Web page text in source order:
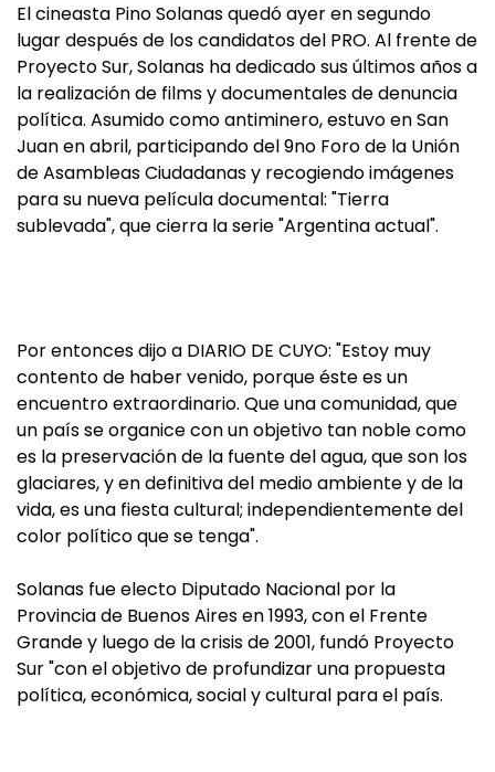
El cineasta Pino Solanas quedó ayer en segundo
lugar después de los candidatos del PRO. Al frente de
Proyecto Sur, Solanas ha dedicado sus últimos años a
la realización de films y documentales de denuncia
política. Asumido como antiminero, estuvo en San
Juan en abril, participando del 9no Foro de la Unión
de Asambleas Ciudadanas y recogiendo imágenes
para su nueva película documental: "Tierra
sublevada", que cierra la serie "Argentina actual".
Por entonces dijo a DIARIO DE CUYO: "Estoy muy
contento de haber venido, porque éste es un
encuentro extraordinario. Que una comunidad, que
un país se organice con un objetivo tan noble como
es la preservación de la fuente del agua, que son los
glaciares, y en definitiva del medio ambiente y de la
vida, es una fiesta cultural; independientemente del
color político que se tenga".
Solanas fue electo Diputado Nacional por la
Provincia de Buenos Aires en 1993, con el Frente
Grande y luego de la crisis de 2001, fundó Proyecto
Sur "con el objetivo de profundizar una propuesta
política, económica, social y cultural para el país.